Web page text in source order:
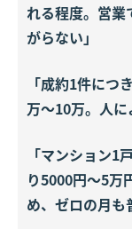
れる程度。営業
がらない」
「成約1件につ
万〜10万。人に
「マンション1
り5000円〜5万
め、ゼロの月も